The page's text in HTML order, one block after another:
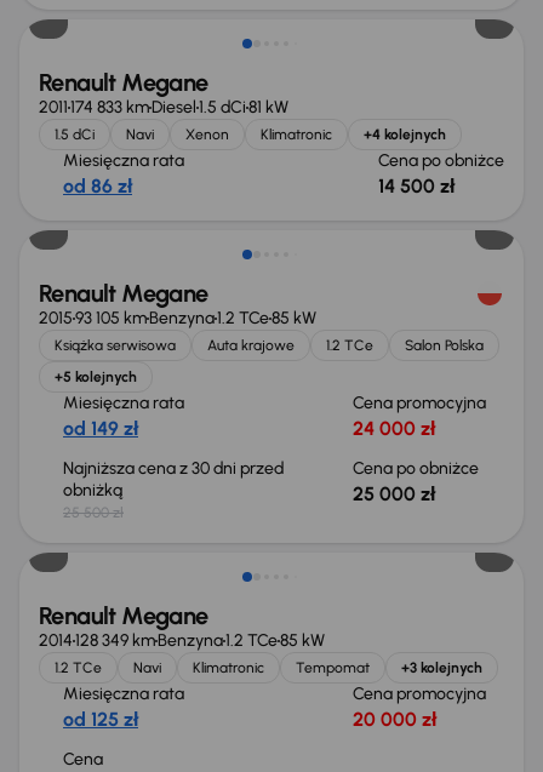
Renault Megane
2011174 833 kmDiesel1.5 dCi81 kW
1.5 dCi Navi Xenon Klimatronic +4 kolejnych
Miesięczna rata
od 86 zł
Cena po obniżce
14 500 zł
Taniej o 500 zł
Renault Megane
201593 105 kmBenzyna1.2 TCe85 kW
Książka serwisowa Auta krajowe 1.2 TCe
Salon Polska
+5 kolejnych
Miesięczna rata
od 149 zł
Cena promocyjna
24 000 zł
Najniższa cena z 30 dni przed
obniżką
25 500 zł
Cena po obniżce
25 000 zł
Renault Megane
2014128 349 kmBenzyna1.2 TCe85 kW
1.2 TCe Navi Klimatronic Tempomat +3 kolejnych
Miesięczna rata
od 125 zł
Cena promocyjna
20 000 zł
Cena